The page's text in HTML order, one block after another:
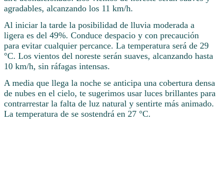
agradables, alcanzando los 11 km/h.
Al iniciar la tarde la posibilidad de lluvia moderada a
ligera es del 49%. Conduce despacio y con precaución
para evitar cualquier percance. La temperatura será de 29
°C. Los vientos del noreste serán suaves, alcanzando hasta
10 km/h, sin ráfagas intensas.
A media que llega la noche se anticipa una cobertura densa
de nubes en el cielo, te sugerimos usar luces brillantes para
contrarrestar la falta de luz natural y sentirte más animado.
La temperatura de se sostendrá en 27 °C.